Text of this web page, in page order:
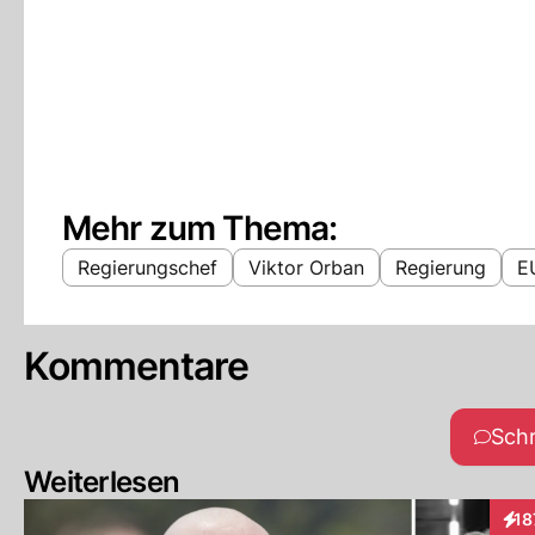
Mehr zum Thema:
Regierungschef Viktor Orban Regierung
Kommentare
Weiterlesen